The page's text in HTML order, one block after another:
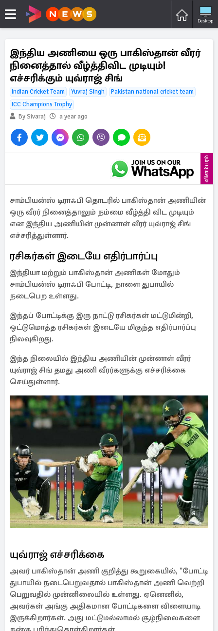
Desktop
இந்திய அணியை ஒரு பாகிஸ்தான் வீரர்
நினைத்தால் வீழ்த்திவிட முடியும்!
எச்சரிக்கும் யுவ்ராஜ் சிங்
Indian Cricket Team Yuvraj Singh
Pakistan national cricket team
ICC Champions Trophy
By Sivaraj
a year ago
விளம்பரம்
சாம்பியன்ஸ் டிராஃபி தொடரில் பாகிஸ்தான் அணியின்
ஒரு வீரர் நினைத்தாலும் நம்மை வீழ்த்தி விட முடியும்
என இந்திய அணியின் முன்னாள் வீரர் யுவ்ராஜ் சிங்
எச்சரித்துள்ளார்.
ரசிகர்கள் இடையே எதிர்பார்ப்பு
இந்தியா மற்றும் பாகிஸ்தான் அணிகள் மோதும்
சாம்பியன்ஸ் டிராஃபி போட்டி, நாளை துபாயில்
நடைபெற உள்ளது.
இந்தப் போட்டிக்கு இரு நாட்டு ரசிகர்கள் மட்டுமின்றி,
ஒட்டுமொத்த ரசிகர்கள் இடையே மிகுந்த எதிர்பார்ப்பு
நிலவுகிறது.
இந்த நிலையில் இந்திய அணியின் முன்னாள் வீரர்
யுவ்ராஜ் சிங் தமது அணி வீரர்களுக்கு எச்சரிக்கை
செய்துள்ளார்.
யுவ்ராஜ் எச்சரிக்கை
அவர் பாகிஸ்தான் அணி குறித்து கூறுகையில், "போட்டி
துபாயில் நடைபெறுவதால் பாகிஸ்தான் அணி வெற்றி
பெறுவதில் முன்னிலையில் உள்ளது. ஏனெனில்,
அவர்கள் அங்கு அதிகமான போட்டிகளை விளையாடி
இருக்கிறார்கள். அது மட்டுமல்லாமல் சூழ்நிலைகளை